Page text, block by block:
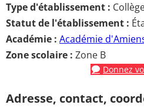
Type d'établissement :
Statut de l'établissement :
Académie : Académie
Zone scolaire : Zone B
Donnez
Adresse, contact,